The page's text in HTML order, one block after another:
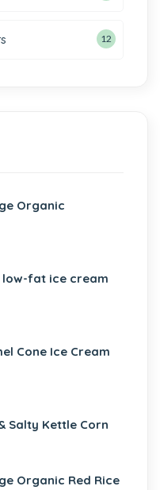
12
Organic
fat ice cream
Cone Ice Cream
Salty Kettle Corn
Organic Red Rice